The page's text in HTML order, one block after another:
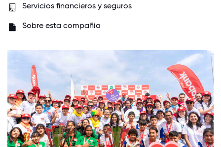
Servicios financieros y seguros
Sobre esta compañía